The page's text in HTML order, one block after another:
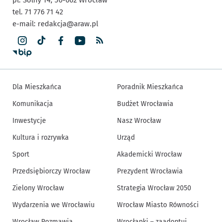
tel. 71 776 71 42
e-mail: redakcja@araw.pl
Dla Mieszkańca
Komunikacja
Inwestycje
Kultura i rozrywka
Sport
Przedsiębiorczy Wrocław
Zielony Wrocław
Wydarzenia we Wrocławiu
Poradnik Mieszkańca
Budżet Wrocławia
Nasz Wrocław
Urząd
Akademicki Wrocław
Prezydent Wrocławia
Strategia Wrocław 2050
Wrocław Miasto Równości